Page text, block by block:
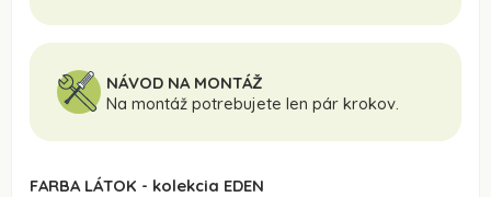
NÁVOD NA MONTÁŽ
Na montáž potrebujete len pár krokov.
FARBA LÁTOK - kolekcia EDEN